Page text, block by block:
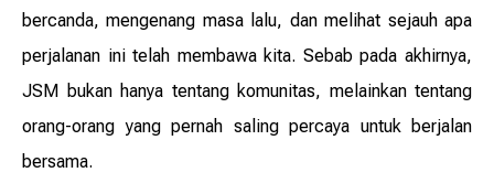
bercanda, mengenang masa lalu, dan melihat sejauh apa
perjalanan ini telah membawa kita. Sebab pada akhirnya,
JSM bukan hanya tentang komunitas, melainkan tentang
orang-orang yang pernah saling percaya untuk berjalan
bersama.